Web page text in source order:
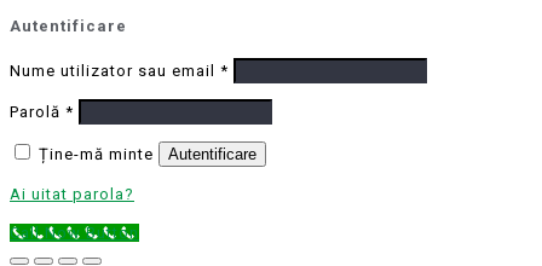
Autentificare
Nume utilizator sau email *
Parolă *
Ține-mă minte Autentificare
Ai uitat parola?
Call Now Button